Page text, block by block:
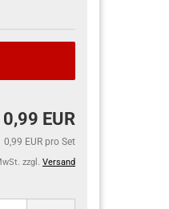
0,99 EUR
0,99 EUR pro Set
zzgl. Versand